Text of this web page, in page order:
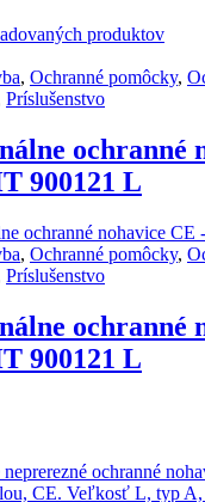
produktov
, Ochranné pomôcky,
Príslušenstvo
ochranné
900121 L
, Ochranné pomôcky,
Príslušenstvo
ochranné
900121 L
ochranné
CE. Veľkosť L, typ A,